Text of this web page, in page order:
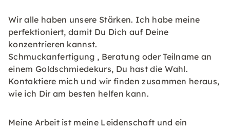
Wir alle haben unsere Stärken. Ich habe meine
perfektioniert, damit Du Dich auf Deine
konzentrieren kannst.
Schmuckanfertigung , Beratung oder Teilname an
einem Goldschmiedekurs, Du hast die Wahl.
Kontaktiere mich und wir finden zusammen heraus,
wie ich Dir am besten helfen kann.
Meine Arbeit ist meine Leidenschaft und ein